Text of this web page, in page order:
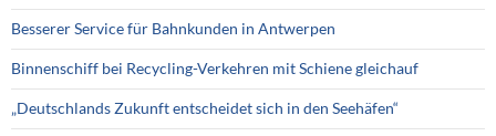
Besserer Service für Bahnkunden in Antwerpen
Binnenschiff bei Recycling-Verkehren mit Schiene gleichauf
„Deutschlands Zukunft entscheidet sich in den Seehäfen“